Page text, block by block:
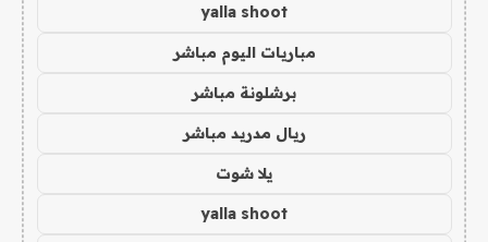
yalla shoot
مباريات اليوم مباشر
برشلونة مباشر
ريال مدريد مباشر
يلا شوت
yalla shoot